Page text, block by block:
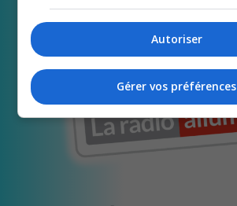
Autoriser
Gérer vos préférences